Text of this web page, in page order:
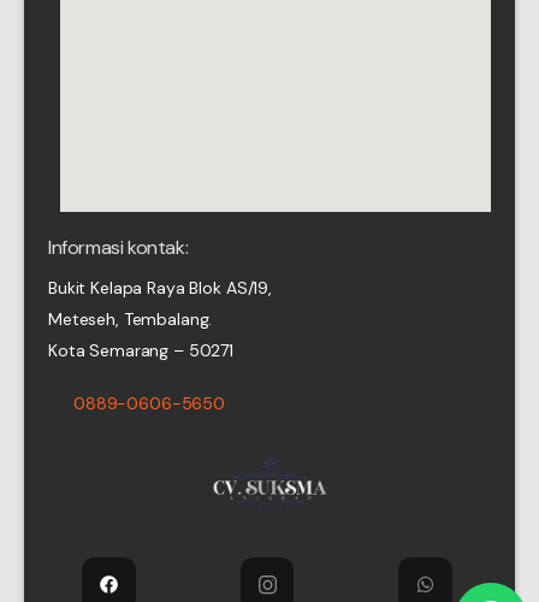
Informasi kontak:
Bukit Kelapa Raya Blok AS/19,
Meteseh, Tembalang.
Kota Semarang – 50271
0889-0606-5650